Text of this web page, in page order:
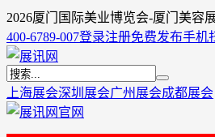
2026厦门国际美业博览会-厦门美容
400-6789-007登录注册免费发布手机
上海展会深圳展会广州展会成都展会